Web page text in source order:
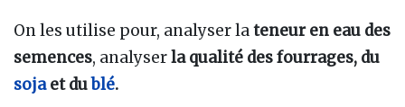
On les utilise pour, analyser lateneur en eau des
semences, analyserla qualité des fourrages, du
sojaet dublé.